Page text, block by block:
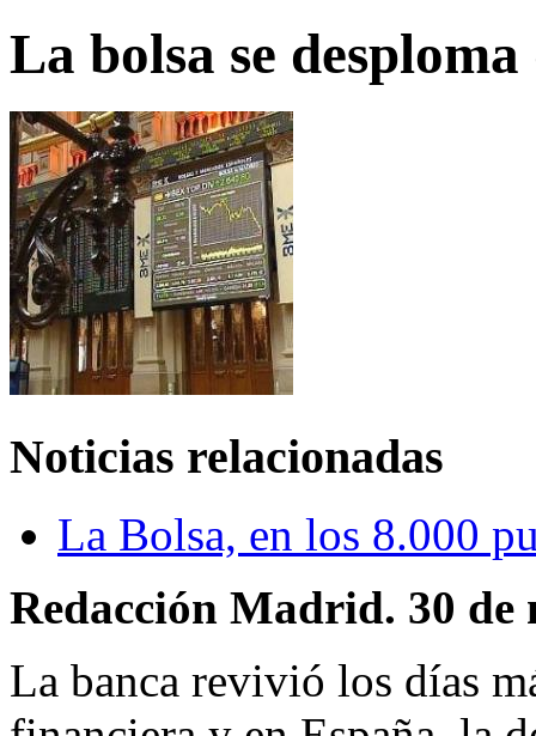
La bolsa se desploma
Noticias relacionadas
La Bolsa, en los 8.000
Redacción Madrid. 30 de
La banca revivió los días